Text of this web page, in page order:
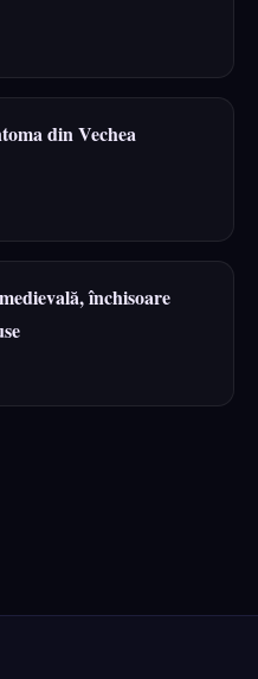
din Vechea
închisoare